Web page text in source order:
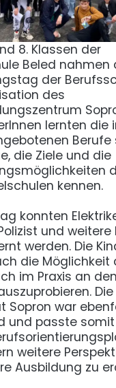
8. Klassen der
Beled nahmen
der
des
lernten die
Berufe
die Ziele und die
kennen.
konnten
und weitere
werden. Die
die Möglichkeit
im Praxis an den
Die
Sopron war
und passte
weitere
Ausbildung zu